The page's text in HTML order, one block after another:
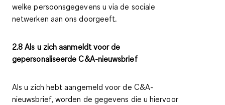
welke persoonsgegevens u via de sociale
netwerken aan ons doorgeeft.
2.8 Als u zich aanmeldt voor de
gepersonaliseerde C&A-nieuwsbrief
Als u zich hebt aangemeld voor de C&A-
nieuwsbrief, worden de gegevens die u hiervoor